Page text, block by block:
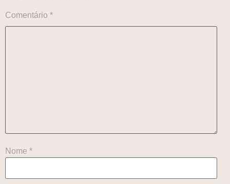
Comentário *
Nome *